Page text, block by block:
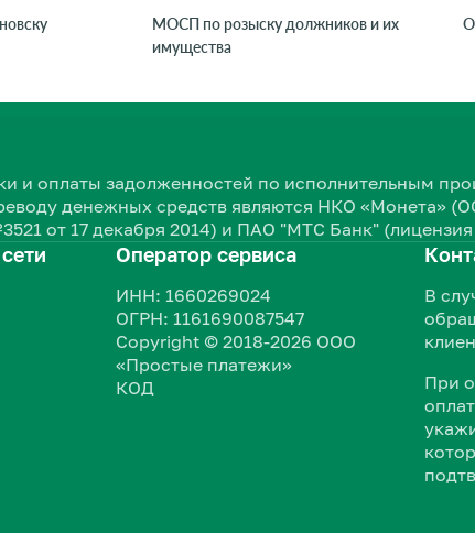
МОСП по розыску должников и их
имущества
и оплаты задолженностей по исполнительным
денежных средств являются НКО «Монета»
от 17 декабря 2014) и ПАО "МТС Банк"
Оператор сервиса
ИНН: 1660269024
ОГРН: 1161690087547
Copyright © 2018-2026 ООО
«Простые платежи»
КОД
В
При